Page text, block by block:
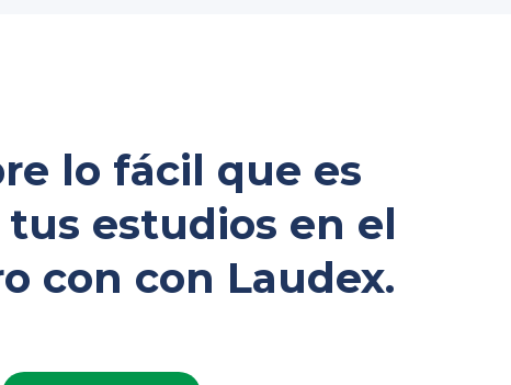
lo fácil que es
estudios en el
con con Laudex.